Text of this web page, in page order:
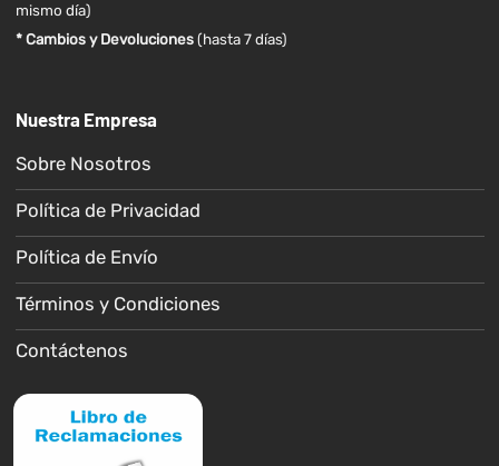
mismo día)
* Cambios y Devoluciones (hasta 7 días)
Nuestra Empresa
Sobre Nosotros
Política de Privacidad
Política de Envío
Términos y Condiciones
Contáctenos